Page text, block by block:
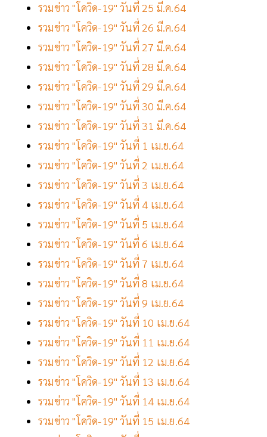
รวมข่าว "โควิด-19" วันที่ 25 มี.ค.64
รวมข่าว "โควิด-19" วันที่ 26 มี.ค.64
รวมข่าว "โควิด-19" วันที่ 27 มี.ค.64
รวมข่าว "โควิด-19" วันที่ 28 มี.ค.64
รวมข่าว "โควิด-19" วันที่ 29 มี.ค.64
รวมข่าว "โควิด-19" วันที่ 30 มี.ค.64
รวมข่าว "โควิด-19" วันที่ 31 มี.ค.64
รวมข่าว "โควิด-19" วันที่ 1 เม.ย.64
รวมข่าว "โควิด-19" วันที่ 2 เม.ย.64
รวมข่าว "โควิด-19" วันที่ 3 เม.ย.64
รวมข่าว "โควิด-19" วันที่ 4 เม.ย.64
รวมข่าว "โควิด-19" วันที่ 5 เม.ย.64
รวมข่าว "โควิด-19" วันที่ 6 เม.ย.64
รวมข่าว "โควิด-19" วันที่ 7 เม.ย.64
รวมข่าว "โควิด-19" วันที่ 8 เม.ย.64
รวมข่าว "โควิด-19" วันที่ 9 เม.ย.64
รวมข่าว "โควิด-19" วันที่ 10 เม.ย.64
รวมข่าว "โควิด-19" วันที่ 11 เม.ย.64
รวมข่าว "โควิด-19" วันที่ 12 เม.ย.64
รวมข่าว "โควิด-19" วันที่ 13 เม.ย.64
รวมข่าว "โควิด-19" วันที่ 14 เม.ย.64
รวมข่าว "โควิด-19" วันที่ 15 เม.ย.64